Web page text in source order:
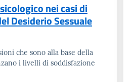
nei casi di
Desiderio Sessuale
che sono alla base della
i livelli di soddisfazione